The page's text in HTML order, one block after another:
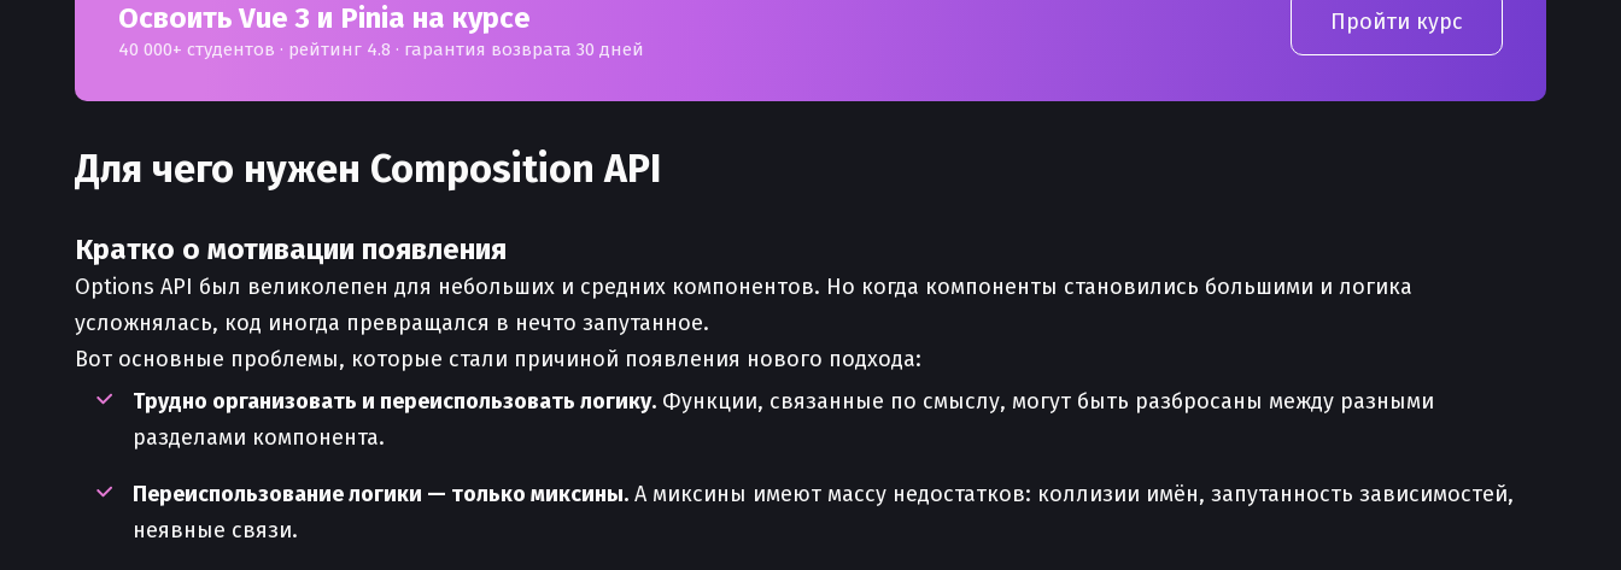
Освоить Vue 3 и Pinia на курсе
40 000+ студентов · рейтинг 4.8 · гарантия возврата 30 дней
Пройти курс
Для чего нужен Composition API
Кратко о мотивации появления
Options API был великолепен для небольших и средних компонентов. Но когда компоненты становились большими и логика
усложнялась, код иногда превращался в нечто запутанное.
Вот основные проблемы, которые стали причиной появления нового подхода:
Трудно организовать и переиспользовать логику. Функции, связанные по смыслу, могут быть разбросаны между разными
разделами компонента.
Переиспользование логики — только миксины. А миксины имеют массу недостатков: коллизии имён, запутанность зависимостей,
неявные связи.